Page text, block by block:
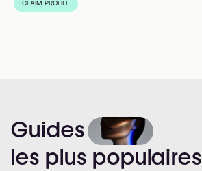
CLAIM PROFILE
Guides
les plus populaires